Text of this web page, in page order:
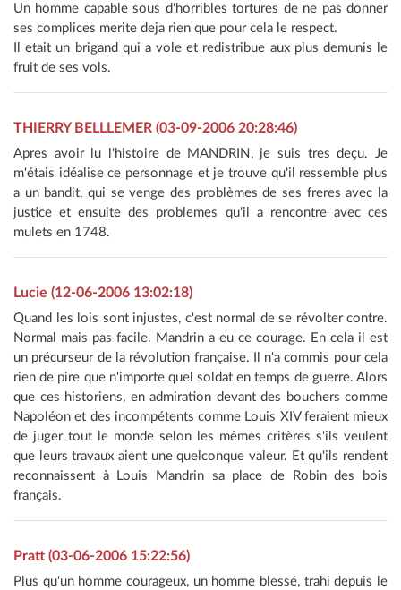
Un homme capable sous d'horribles tortures de ne pas donner
ses complices merite deja rien que pour cela le respect.
Il etait un brigand qui a vole et redistribue aux plus demunis le
fruit de ses vols.
THIERRY BELLLEMER (03-09-2006 20:28:46)
Apres avoir lu l'histoire de MANDRIN, je suis tres deçu. Je
m'étais idéalise ce personnage et je trouve qu'il ressemble plus
a un bandit, qui se venge des problèmes de ses freres avec la
justice et ensuite des problemes qu'il a rencontre avec ces
mulets en 1748.
Lucie (12-06-2006 13:02:18)
Quand les lois sont injustes, c'est normal de se révolter contre.
Normal mais pas facile. Mandrin a eu ce courage. En cela il est
un précurseur de la révolution française. Il n'a commis pour cela
rien de pire que n'importe quel soldat en temps de guerre. Alors
que ces historiens, en admiration devant des bouchers comme
Napoléon et des incompétents comme Louis XIV feraient mieux
de juger tout le monde selon les mêmes critères s'ils veulent
que leurs travaux aient une quelconque valeur. Et qu'ils rendent
reconnaissent à Louis Mandrin sa place de Robin des bois
français.
Pratt (03-06-2006 15:22:56)
Plus qu'un homme courageux, un homme blessé, trahi depuis le